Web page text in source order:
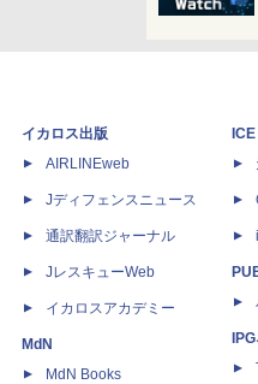
イカロス出版
AIRLINEweb
Jディフェンスニュース
通訳翻訳ジャーナル
JレスキューWeb
イカロスアカデミー
MdN
MdN Books
ICE